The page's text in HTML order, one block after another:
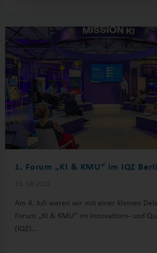
1. Forum „KI & KMU“ im IQZ
Am 4. Juli waren wir mit einer kleinen
Forum „KI & KMU“ im Innovations- und
(IQZ)...